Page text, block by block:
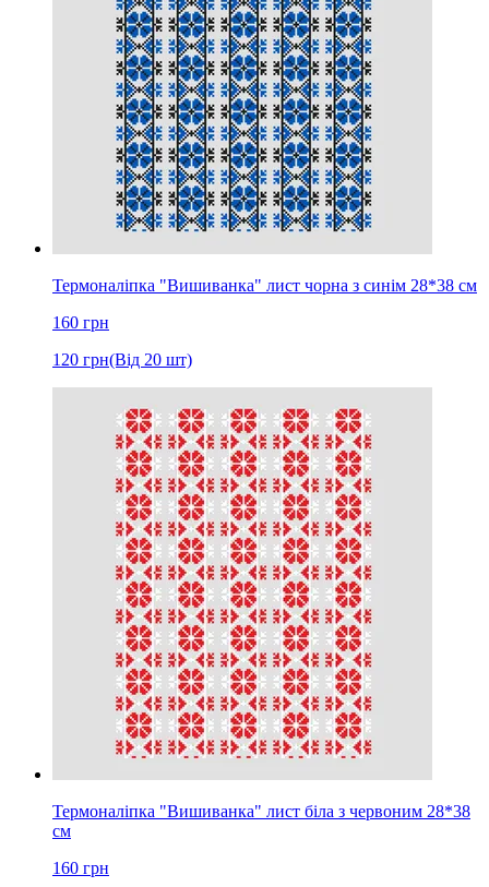
Термоналіпка "Вишиванка" лист чорна з синім 28*38 см
160 грн
120 грн(Від 20 шт)
Термоналіпка "Вишиванка" лист біла з червоним 28*38
см
160 грн